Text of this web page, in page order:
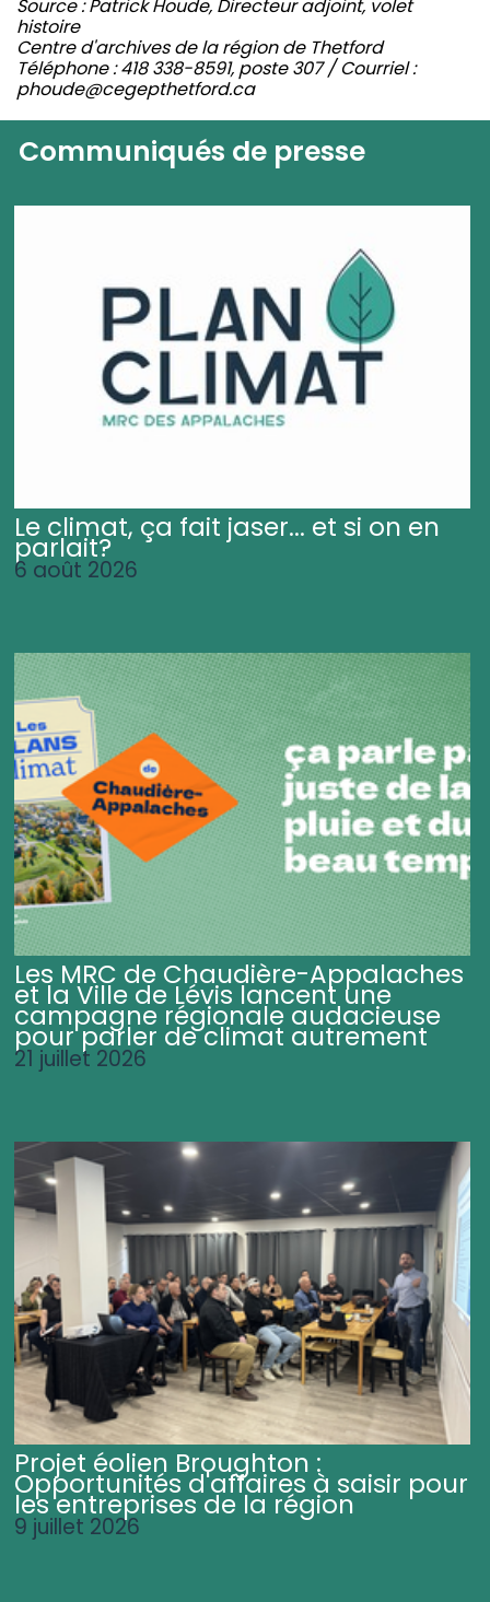
Source : Patrick Houde, Directeur adjoint, volet
histoire
Centre d'archives de la région de Thetford
Téléphone : 418 338-8591, poste 307 / Courriel :
phoude@cegepthetford.ca
Communiqués de presse
Le climat, ça fait jaser... et si on en
parlait?
6 août 2026
Les MRC de Chaudière-Appalaches
et la Ville de Lévis lancent une
campagne régionale audacieuse
pour parler de climat autrement
21 juillet 2026
Projet éolien Broughton :
Opportunités d'affaires à saisir pour
les entreprises de la région
9 juillet 2026